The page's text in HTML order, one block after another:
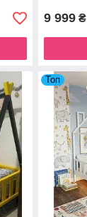
9 999 ₴
Топ